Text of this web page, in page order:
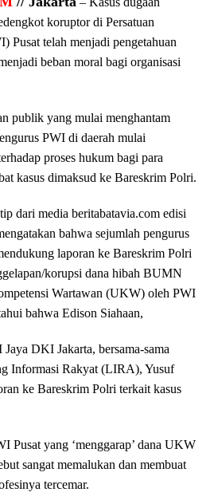
koruptor di Persatuan
Pusat telah menjadi pengetahuan
beban moral bagi organisasi
publik yang mulai menghantam
PWI di daerah mulai
proses hukum bagi para
kasus dimaksud ke Bareskrim Polri.
dari media beritabatavia.com edisi
bahwa sejumlah pengurus
laporan ke Bareskrim Polri
korupsi dana hibah BUMN
Wartawan (UKW) oleh PWI
bahwa Edison Siahaan,
DKI Jakarta, bersama-sama
Informasi Rakyat (LIRA), Yusuf
ke Bareskrim Polri terkait kasus
Pusat yang ‘menggarap’ dana UKW
sangat memalukan dan membuat
tercemar.